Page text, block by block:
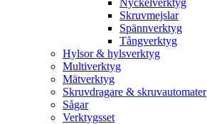
Nyckelverktyg
Skruvmejslar
Spännverktyg
Tångverktyg
Hylsor & hylsverktyg
Multiverktyg
Mätverktyg
Skruvdragare & skruvautomater
Sågar
Verktygsset